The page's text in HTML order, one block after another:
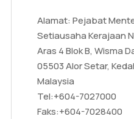
Alamat: Pejabat
Setiausaha Kerajaan
Aras 4 Blok B, Wisma
05503 Alor Setar,
Malaysia
Tel:+604-7027000
Faks:+604-7028400